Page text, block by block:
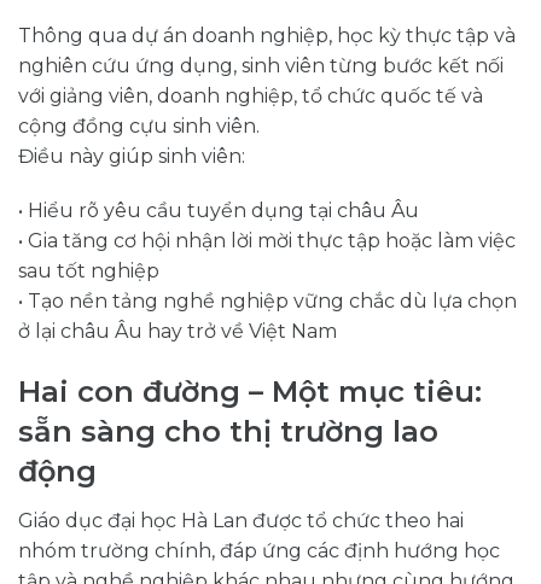
Thông qua dự án doanh nghiệp, học kỳ thực tập và
nghiên cứu ứng dụng, sinh viên từng bước kết nối
với giảng viên, doanh nghiệp, tổ chức quốc tế và
cộng đồng cựu sinh viên.
Điều này giúp sinh viên:
• Hiểu rõ yêu cầu tuyển dụng tại châu Âu
• Gia tăng cơ hội nhận lời mời thực tập hoặc làm việc
sau tốt nghiệp
• Tạo nền tảng nghề nghiệp vững chắc dù lựa chọn
ở lại châu Âu hay trở về Việt Nam
Hai con đường – Một mục tiêu:
sẵn sàng cho thị trường lao
động
Giáo dục đại học Hà Lan được tổ chức theo hai
nhóm trường chính, đáp ứng các định hướng học